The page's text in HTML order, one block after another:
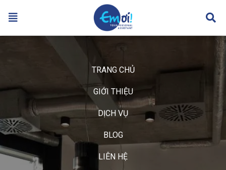
TRANG CHỦ
GIỚI THIỆU
DỊCH VỤ
BLOG
LIÊN HỆ